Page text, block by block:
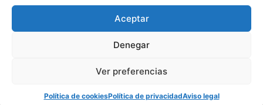
Aceptar
Denegar
Ver preferencias
Política de cookiesPolítica de privacidadAviso legal
჻Política de privacidad
Política de cookies
© pensamientocritico.org 2026